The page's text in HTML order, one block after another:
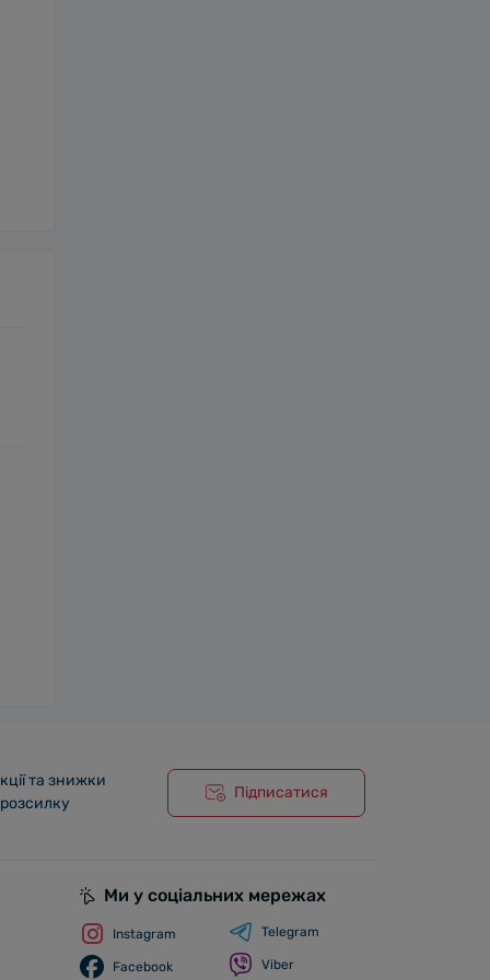
та знижки
Підписатися
Ми у соціальних мережах
Instagram
Facebook
Telegram
Viber